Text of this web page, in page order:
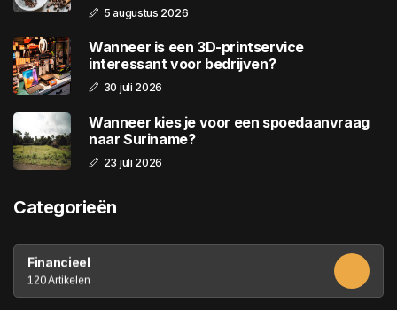
5 augustus 2026
Wanneer is een 3D-printservice
interessant voor bedrijven?
30 juli 2026
Wanneer kies je voor een spoedaanvraag
naar Suriname?
23 juli 2026
Categorieën
Financieel
120 Artikelen